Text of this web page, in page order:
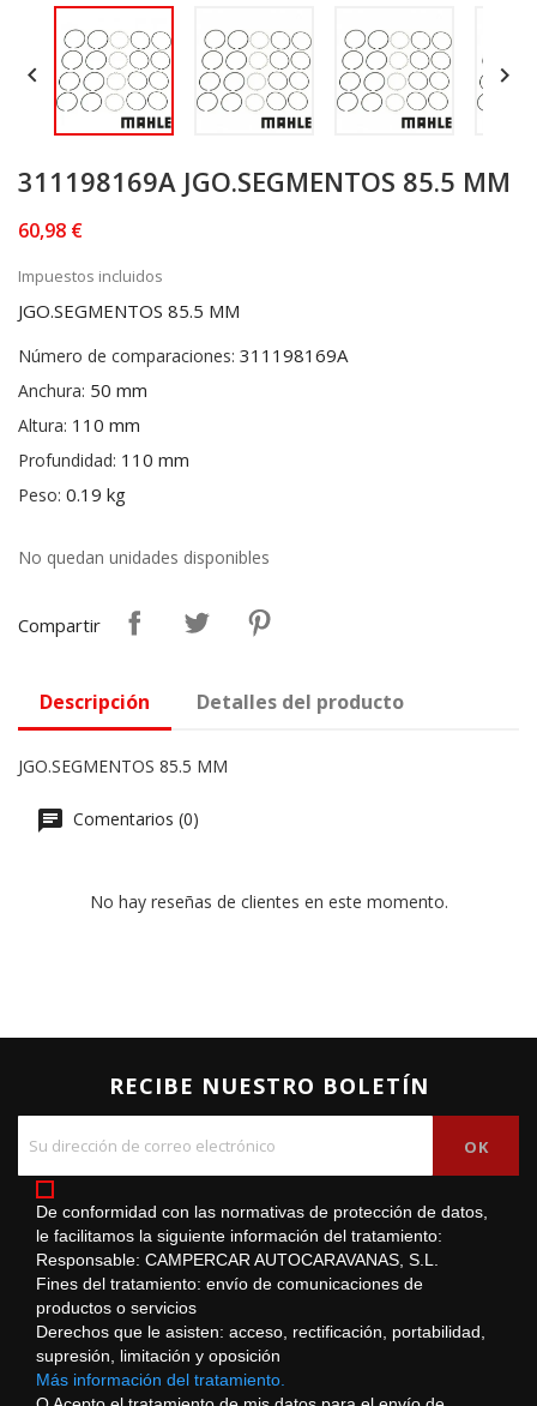
 
311198169A JGO.SEGMENTOS 85.5 MM
60,98 €
Impuestos incluidos
JGO.SEGMENTOS 85.5 MM
Número de comparaciones: 311198169A
Anchura: 50 mm
Altura: 110 mm
Profundidad: 110 mm
Peso: 0.19 kg
No quedan unidades disponibles
Compartir
Descripción Detalles del producto
JGO.SEGMENTOS 85.5 MM
Comentarios (0)
No hay reseñas de clientes en este momento.
RECIBE NUESTRO BOLETÍN
De conformidad con las normativas de protección de datos,
le facilitamos la siguiente información del tratamiento:
Responsable: CAMPERCAR AUTOCARAVANAS, S.L.
Fines del tratamiento: envío de comunicaciones de
productos o servicios
Derechos que le asisten: acceso, rectificación, portabilidad,
supresión, limitación y oposición
Más información del tratamiento.